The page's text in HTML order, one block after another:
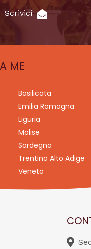
Scrivici
ME
Basilicata
Emilia Romagna
Liguria
Molise
Sardegna
Trentino Alto Adige
Veneto